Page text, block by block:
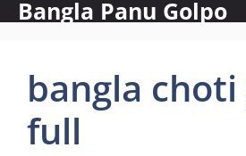
SkipBangla Panu Golpo
bangla
full